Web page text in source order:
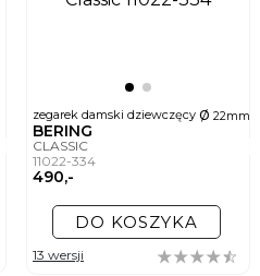
zegarek damski dziewczęcy ø 22mm
BERING
CLASSIC
11022-334
490,-
DO KOSZYKA
13 wersji